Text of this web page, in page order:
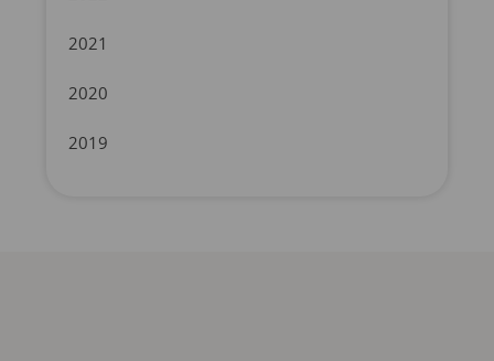
2021
2020
2019